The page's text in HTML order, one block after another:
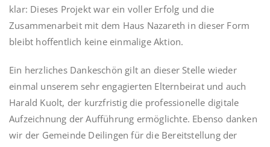
klar: Dieses Projekt war ein voller Erfolg und die
Zusammenarbeit mit dem Haus Nazareth in dieser Form
bleibt hoffentlich keine einmalige Aktion.
Ein herzliches Dankeschön gilt an dieser Stelle wieder
einmal unserem sehr engagierten Elternbeirat und auch
Harald Kuolt, der kurzfristig die professionelle digitale
Aufzeichnung der Aufführung ermöglichte. Ebenso danken
wir der Gemeinde Deilingen für die Bereitstellung der